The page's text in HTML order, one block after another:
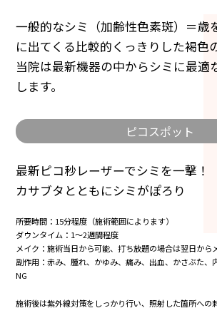
一般的なシミ（加齢性色素斑）＝歳
に出てくる比較的くっきりした褐色
当院は最新機器の中からシミに最適
します。
ピコスポット
最新ピコ秒レーザーでシミを一撃！
カサブタとともにシミがぽろり
所要時間：15分程度（施術範囲によります）
ダウンタイム：1～2週間程度
メイク：施術当日から可能、打ち放題の場合は翌日から
副作用：赤み、腫れ、かゆみ、痛み、出血、かさぶた、
NG
施術後は紫外線対策をしっかり行い、照射した箇所への